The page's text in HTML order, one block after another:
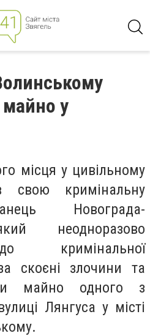
майно у
місця у цивільному
свою кримінальну
Новограда-
неодноразово
кримінальної
скоєні злочини та
майно одного з
Лянгуса у місті